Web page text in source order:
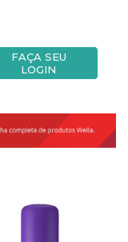
FAÇA SEU
LOGIN